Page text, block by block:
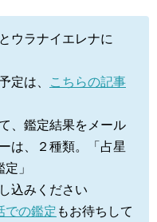
ウラナイエレナに
定は、
こちらの記事
、鑑定結果をメール
は、２種類。「占星
」
込みください
での鑑定 もお待ちして